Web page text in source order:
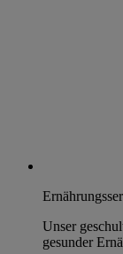
Unser
gesunder